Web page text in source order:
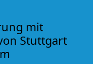
mit
Stuttgart